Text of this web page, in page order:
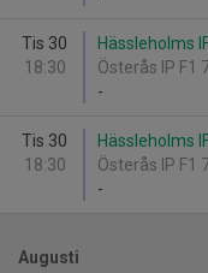
Tis 30
18:30
Hässleholms
Österås IP F1
-
Tis 30
18:30
Hässleholms
Österås IP F1
-
Augusti